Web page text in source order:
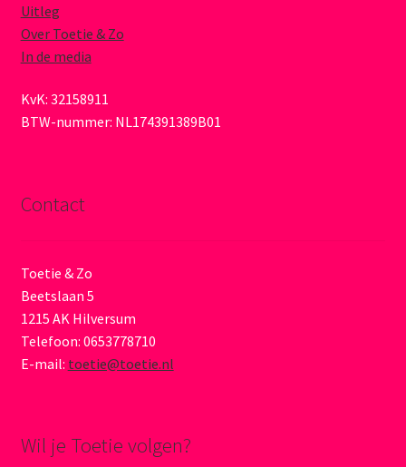
Uitleg
Over Toetie & Zo
In de media
KvK: 32158911
BTW-nummer: NL174391389B01
Contact
Toetie & Zo
Beetslaan 5
1215 AK Hilversum
Telefoon: 0653778710
E-mail: toetie@toetie.nl
Wil je Toetie volgen?